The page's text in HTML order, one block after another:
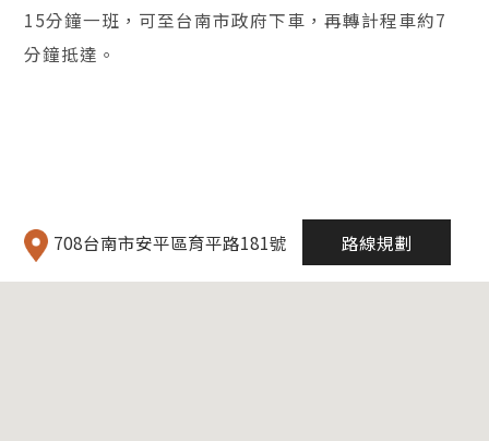
15分鐘一班，可至台南市政府下車，再轉計程車約7
分鐘抵達。
708台南市安平區育平路181號 路線規劃